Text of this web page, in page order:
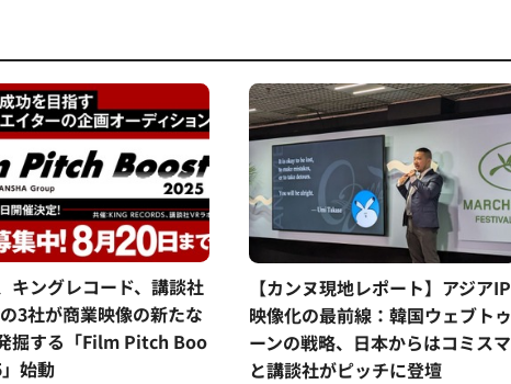
キングレコード、講談社
3社が商業映像の新たな
掘する「Film Pitch Boo
始動
【カンヌ現地レポート】アジアIP
映像化の最前線：韓国ウェブトゥ
ーンの戦略、日本からはコミスマ
と講談社がピッチに登壇